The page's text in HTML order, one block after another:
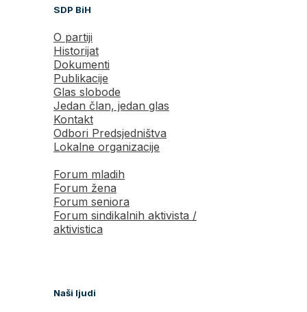
SDP BiH
O partiji
Historijat
Dokumenti
Publikacije
Glas slobode
Jedan član, jedan glas
Kontakt
Odbori Predsjedništva
Lokalne organizacije
Forum mladih
Forum žena
Forum seniora
Forum sindikalnih aktivista /
aktivistica
Naši ljudi